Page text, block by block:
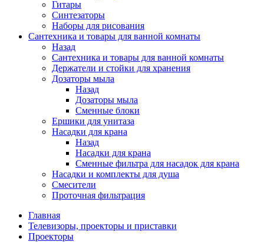
Гитары
Синтезаторы
Наборы для рисования
Сантехника и товары для ванной комнаты
Назад
Сантехника и товары для ванной комнаты
Держатели и стойки для хранения
Дозаторы мыла
Назад
Дозаторы мыла
Сменные блоки
Ершики для унитаза
Насадки для крана
Назад
Насадки для крана
Сменные фильтра для насадок для крана
Насадки и комплекты для душа
Смесители
Проточная фильтрация
Главная
Телевизоры, проекторы и приставки
Проекторы